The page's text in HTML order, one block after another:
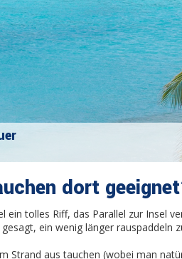
dort
ein tolles Riff, das Parallel zur Insel
ein wenig länger
Strand aus tauchen (wobei man